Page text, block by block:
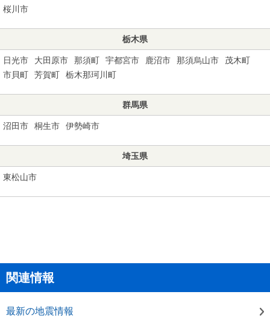
桜川市
栃木県
日光市 大田原市 那須町 宇都宮市 鹿沼市 那須烏山市
茂木町
市貝町
芳賀町 栃木那珂川町
群馬県
沼田市 桐生市 伊勢崎市
埼玉県
東松山市
関連情報
最新の地震情報